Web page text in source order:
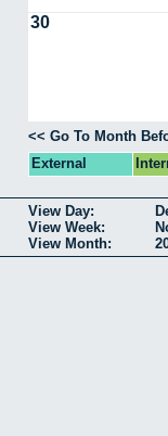
30
<< Go To Month
External
View Day:
View Week:
View Month: